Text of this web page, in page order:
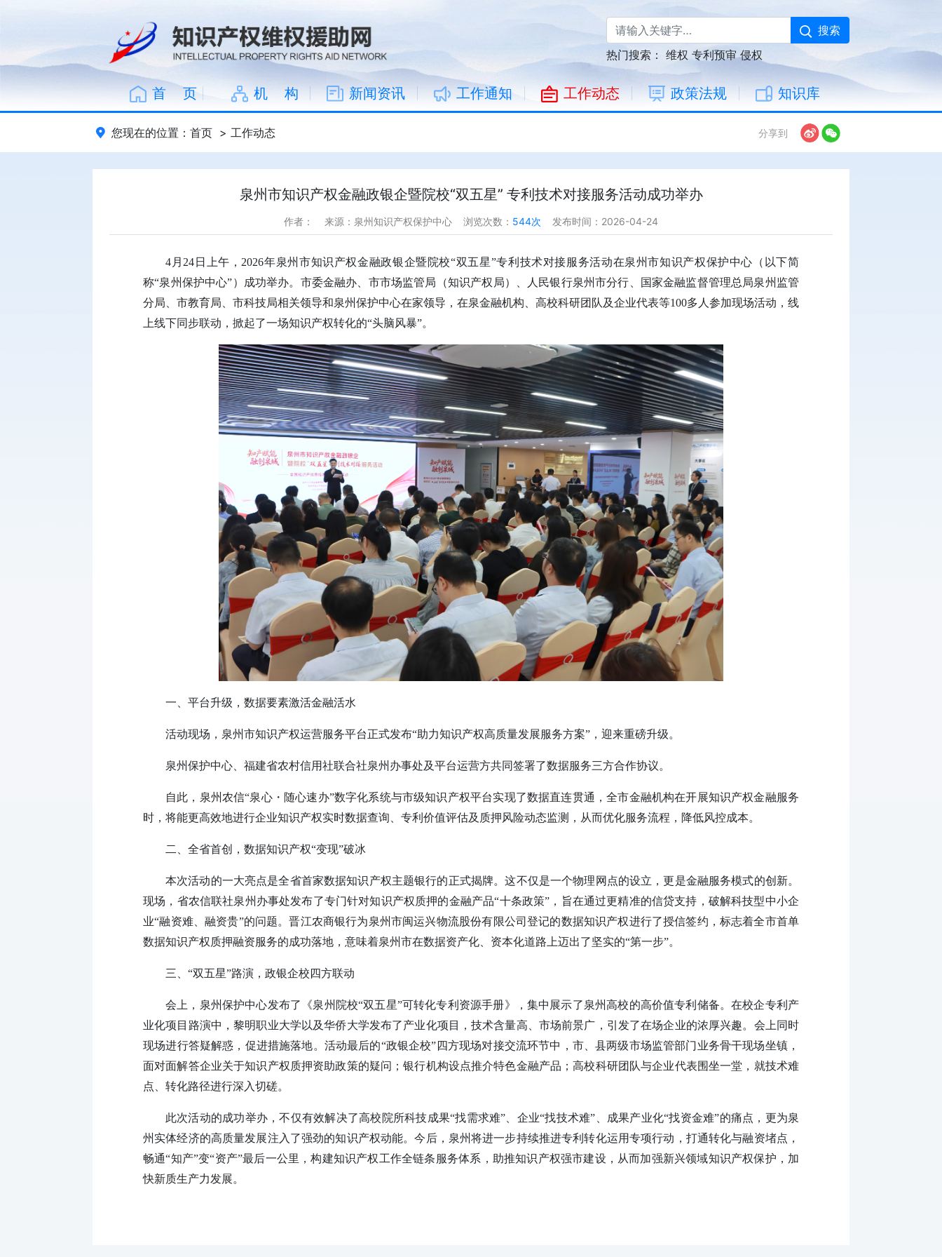
搜索
热门搜索：维权 专利预审 侵权
首 页 机 构 新闻资讯 工作通知 工作动态 政策法规 知识库
您现在的位置： 首页 > 工作动态 分享到
泉州市知识产权金融政银企暨院校“双五星” 专利技术对接服务活动成功举办
作者： 来源：泉州知识产权保护中心 浏览次数： 544次 发布时间：2026-04-24
4月24日上午，2026年泉州市知识产权金融政银企暨院校“双五星”专利技术对接服务活动在泉州市知识产权保护中心（以下简
称“泉州保护中心”）成功举办。市委金融办、市市场监管局（知识产权局）、人民银行泉州市分行、国家金融监督管理总局泉州监管
分局、市教育局、市科技局相关领导和泉州保护中心在家领导，在泉金融机构、高校科研团队及企业代表等100多人参加现场活动，线
上线下同步联动，掀起了一场知识产权转化的“头脑风暴”。
一、平台升级，数据要素激活金融活水
活动现场，泉州市知识产权运营服务平台正式发布“助力知识产权高质量发展服务方案”，迎来重磅升级。
泉州保护中心、福建省农村信用社联合社泉州办事处及平台运营方共同签署了数据服务三方合作协议。
自此，泉州农信“泉心・随心速办”数字化系统与市级知识产权平台实现了数据直连贯通，全市金融机构在开展知识产权金融服务
时，将能更高效地进行企业知识产权实时数据查询、专利价值评估及质押风险动态监测，从而优化服务流程，降低风控成本。
二、全省首创，数据知识产权“变现”破冰
本次活动的一大亮点是全省首家数据知识产权主题银行的正式揭牌。这不仅是一个物理网点的设立，更是金融服务模式的创新。
现场，省农信联社泉州办事处发布了专门针对知识产权质押的金融产品“十条政策”，旨在通过更精准的信贷支持，破解科技型中小企
业“融资难、融资贵”的问题。晋江农商银行为泉州市闽运兴物流股份有限公司登记的数据知识产权进行了授信签约，标志着全市首单
数据知识产权质押融资服务的成功落地，意味着泉州市在数据资产化、资本化道路上迈出了坚实的“第一步”。
三、“双五星”路演，政银企校四方联动
会上，泉州保护中心发布了《泉州院校“双五星”可转化专利资源手册》，集中展示了泉州高校的高价值专利储备。在校企专利产
业化项目路演中，黎明职业大学以及华侨大学发布了产业化项目，技术含量高、市场前景广，引发了在场企业的浓厚兴趣。会上同时
现场进行答疑解惑，促进措施落地。活动最后的“政银企校”四方现场对接交流环节中，市、县两级市场监管部门业务骨干现场坐镇，
面对面解答企业关于知识产权质押资助政策的疑问；银行机构设点推介特色金融产品；高校科研团队与企业代表围坐一堂，就技术难
点、转化路径进行深入切磋。
此次活动的成功举办，不仅有效解决了高校院所科技成果“找需求难”、企业“找技术难”、成果产业化“找资金难”的痛点，更为泉
州实体经济的高质量发展注入了强劲的知识产权动能。今后，泉州将进一步持续推进专利转化运用专项行动，打通转化与融资堵点，
畅通“知产”变“资产”最后一公里，构建知识产权工作全链条服务体系，助推知识产权强市建设，从而加强新兴领域知识产权保护，加
快新质生产力发展。